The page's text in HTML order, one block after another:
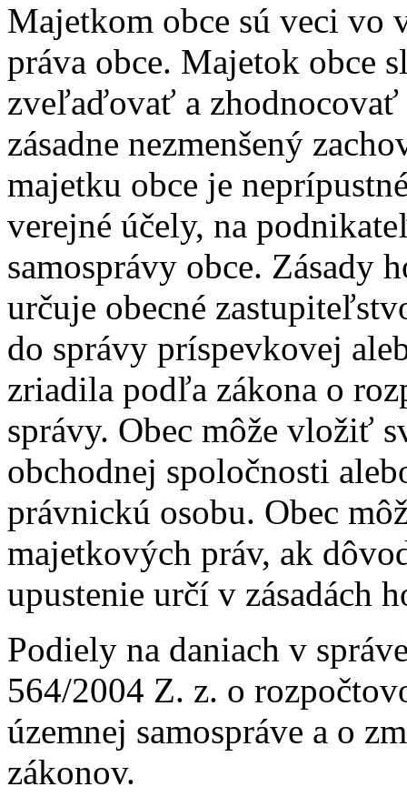
Majetkom obce sú veci vo
práva obce. Majetok obce
zveľaďovať a
zásadne nezmenšený
majetku obce je
verejné účely, na
samosprávy obce. Zásady
určuje obecné
do správy príspevkovej
zriadila podľa zákona o
správy. Obec môže vložiť
obchodnej spoločnosti
právnickú osobu. Obec
majetkových práv, ak
upustenie určí v zásadách
Podiely na daniach v
564/2004 Z. z. o
územnej samospráve a o
zákonov.